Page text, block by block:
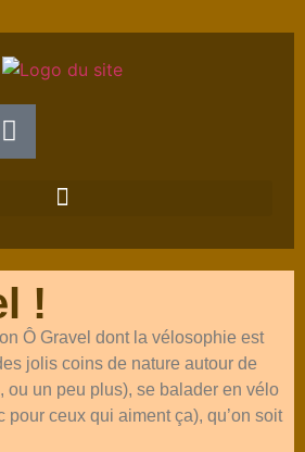
!
Ô Gravel dont la vélosophie est
jolis coins de nature autour de
ou un peu plus), se balader en vélo
pour ceux qui aiment ça), qu’on soit